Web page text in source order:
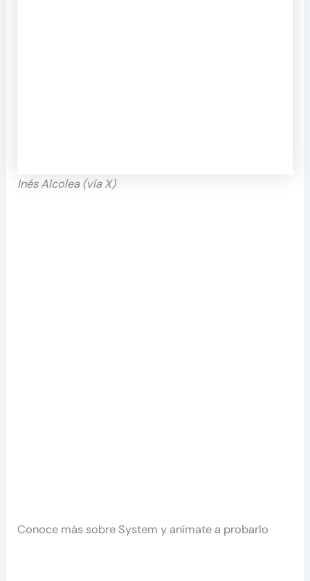
Inés Alcolea (vía X)
Conoce más sobre System y anímate a probarlo